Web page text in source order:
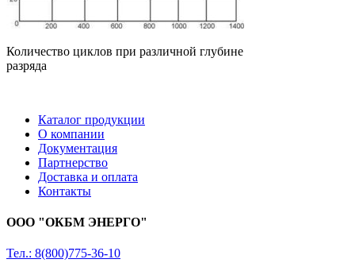
Количество циклов при различной глубине
разряда
Каталог продукции
О компании
Документация
Партнерство
Доставка и оплата
Контакты
ООО "ОКБМ ЭНЕРГО"
Тел.: 8(800)775-36-10